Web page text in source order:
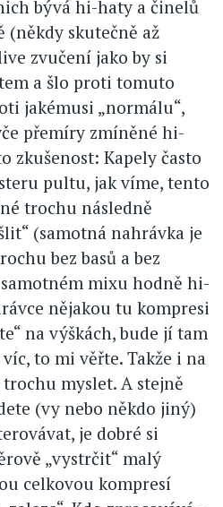
bývá hi-haty a činelů
(někdy skutečně až
zvučení jako by si
a šlo proti tomuto
jakémusi „normálu“,
přemíry zmíněné hi-
zkušenost: Kapely často
pultu, jak víme, tento
trochu následně
(samotná nahrávka je
bez basů a bez
mixu hodně hi-
nějakou tu kompresi
na výškách, bude jí tam
to mi věřte. Takže i na
myslet. A stejně
(vy nebo někdo jiný)
je dobré si
„vystrčit“ malý
celkovou kompresí